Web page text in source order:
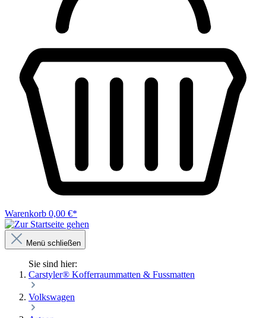
Warenkorb 0,00 €*
Menü schließen
Sie sind hier:
Carstyler® Kofferraummatten & Fussmatten
Volkswagen